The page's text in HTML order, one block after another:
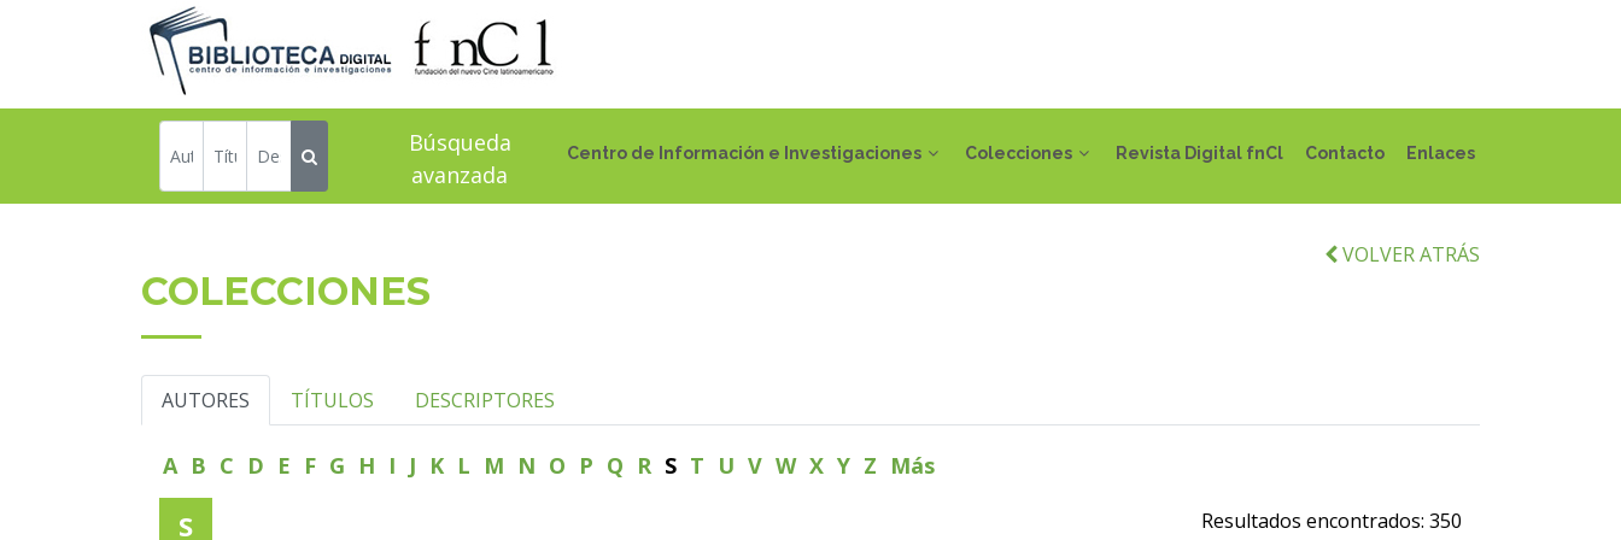
Centro de Información e Investigaciones Colecciones Revista Digital fnCl Contacto Enlaces
Búsqueda
avanzada
VOLVER ATRÁS
COLECCIONES
AUTORES TÍTULOS DESCRIPTORES
A B C D E F G H I J K L M N O P Q R S T U V W X Y Z Más
S Resultados encontrados: 350